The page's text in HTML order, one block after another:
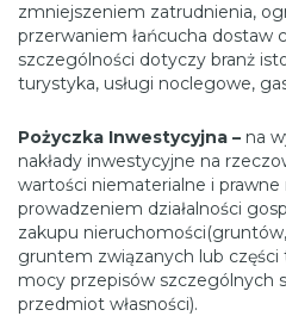
zmniejszeniem zatrudnienia,
przerwaniem łańcucha dostaw
szczególności dotyczy branż
turystyka, usługi noclegowe,
Pożyczka Inwestycyjna – na
nakłady inwestycyjne na
wartości niematerialne i prawne
prowadzeniem działalności
zakupu
gruntem związanych lub części
mocy przepisów szczególnych
przedmiot własności).